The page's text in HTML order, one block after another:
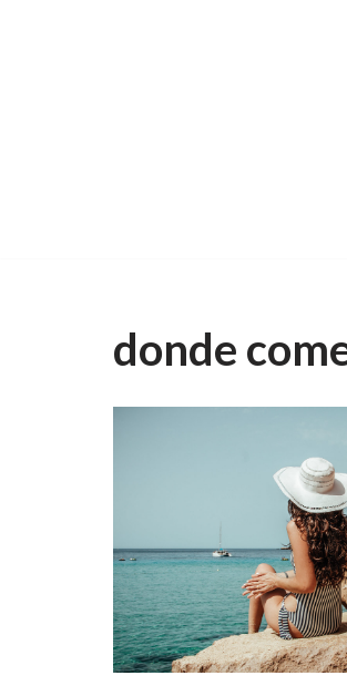
donde